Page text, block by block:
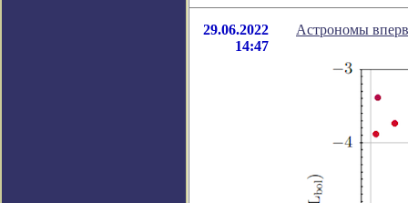
29.06.2022
14:47
Астрономы